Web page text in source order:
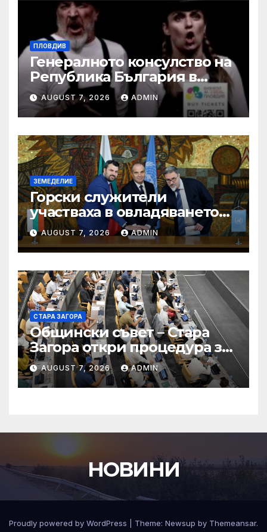
ПЛОВДИВ
Генералното консулство на
Република България в
Единбург посрещна екипа
на Театър „Хенд“ преди
историческия им дебют на
световния Edinburgh
Festival Fringe
AUGUST 7, 2026 ADMIN
ЗЕМЕДЕЛИЕ
Горски служители
участваха в овладяването
на близо 10 пожара на
територията на страната
през изминалия ден
AUGUST 7, 2026 ADMIN
СТАРА ЗАГОРА
Общински съвет – Стара
Загора откри процедура за
избор на 50 съдебни
заседатели за Окръжен съд
– Стара Загора
AUGUST 7, 2026 ADMIN
НОВИНИ
Proudly powered by WordPress Theme: Newsup by Themeansar.